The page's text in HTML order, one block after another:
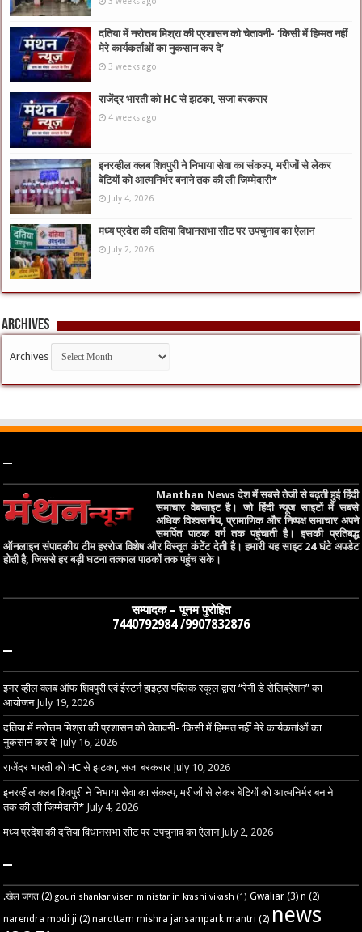
दतिया में नरोत्तम मिश्रा की प्रशासन को चेतावनी- ‘किसी में हिम्मत नहीं
मेरे कार्यकर्ताओं का नुकसान कर दे’
3 weeks ago
राजेंद्र भारती को HC से झटका, सजा बरकरार
4 weeks ago
इनरव्हील क्लब शिवपुरी ने निभाया सेवा का संकल्प, मरीजों से लेकर
बेटियों को आत्मनिर्भर बनाने तक की ली जिम्मेदारी*
July 4, 2026
मध्य प्रदेश की दतिया विधानसभा सीट पर उपचुनाव का ऐलान
July 2, 2026
Archives
Archives
–
Manthan News देश में सबसे तेजी से बढ़ती हुई हिंदी
समाचार वेबसाइट है। जो हिंदी न्यूज साइटों में सबसे
अधिक विश्वसनीय, प्रामाणिक और निष्पक्ष समाचार अपने
समर्पित पाठक वर्ग तक पहुंचाती है। इसकी प्रतिबद्ध
ऑनलाइन संपादकीय टीम हररोज विशेष और विस्तृत कंटेंट देती है। हमारी यह साइट 24 घंटे अपडेट
होती है, जिससे हर बड़ी घटना तत्काल पाठकों तक पहुंच सके।
सम्पादक – पूनम पुरोहित
7440792984 /9907832876
–
इनर व्हील क्लब ऑफ शिवपुरी एवं ईस्टर्न हाइट्स पब्लिक स्कूल द्वारा “रेनी डे सेलिब्रेशन” का
आयोजन July 19, 2026
दतिया में नरोत्तम मिश्रा की प्रशासन को चेतावनी- ‘किसी में हिम्मत नहीं मेरे कार्यकर्ताओं का
नुकसान कर दे’ July 16, 2026
राजेंद्र भारती को HC से झटका, सजा बरकरार July 10, 2026
इनरव्हील क्लब शिवपुरी ने निभाया सेवा का संकल्प, मरीजों से लेकर बेटियों को आत्मनिर्भर बनाने
तक की ली जिम्मेदारी* July 4, 2026
मध्य प्रदेश की दतिया विधानसभा सीट पर उपचुनाव का ऐलान July 2, 2026
–
.खेल जगत (2) gouri shankar visen ministar in krashi vikash (1) Gwaliar (3) n (2)
narendra modi ji (2) narottam mishra jansampark mantri (2) news